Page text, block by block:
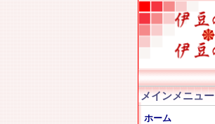
メインメニュー
ホーム